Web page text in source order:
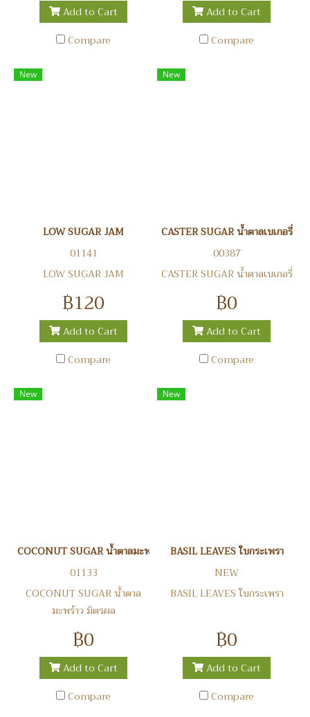
Add to Cart
Compare
Add to Cart
Compare
New
LOW SUGAR JAM
01141
LOW SUGAR JAM
฿120
Add to Cart
Compare
New
CASTER SUGAR น้ำตาลเบเกอรี่
00387
CASTER SUGAR น้ำตาลเบเกอรี่
฿0
Add to Cart
Compare
New
COCONUT SUGAR น้ำตาลมะพร้าว มิตรผล
01133
COCONUT SUGAR น้ำตาล
มะพร้าว มิตรผล
฿0
Add to Cart
Compare
New
BASIL LEAVES ใบกระเพรา
NEW
BASIL LEAVES ใบกระเพรา
฿0
Add to Cart
Compare